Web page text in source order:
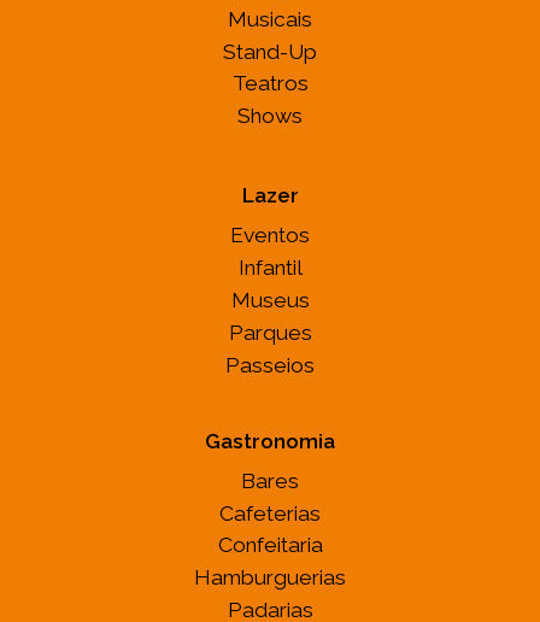
Musicais
Stand-Up
Teatros
Shows
Lazer
Eventos
Infantil
Museus
Parques
Passeios
Gastronomia
Bares
Cafeterias
Confeitaria
Hamburguerias
Padarias